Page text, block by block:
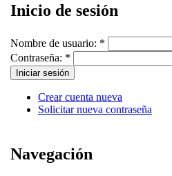
Inicio de sesión
Nombre de usuario: *
Contraseña: *
Crear cuenta nueva
Solicitar nueva contraseña
Navegación